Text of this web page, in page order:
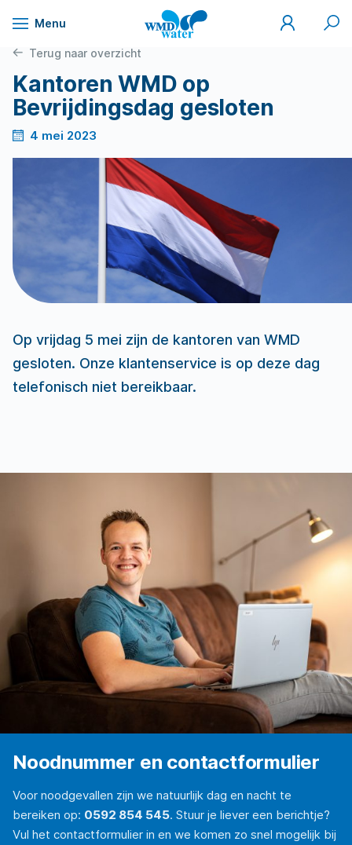
Naar
Menu
WMD
Drinkwater
Mijn
WMD
Zoek
Kantoren WMD op
Bevrijdingsdag gesloten
Terug naar overzicht
4 mei 2023
Op vrijdag 5 mei zijn de kantoren van WMD
gesloten. Onze klantenservice is op deze dag
telefonisch niet bereikbaar.
Noodnummer en contactformulier
Voor noodgevallen zijn we natuurlijk dag en nacht te
bereiken op: 0592 854 545. Stuur je liever een berichtje?
Vul het contactformulier in en we komen zo snel mogelijk bij